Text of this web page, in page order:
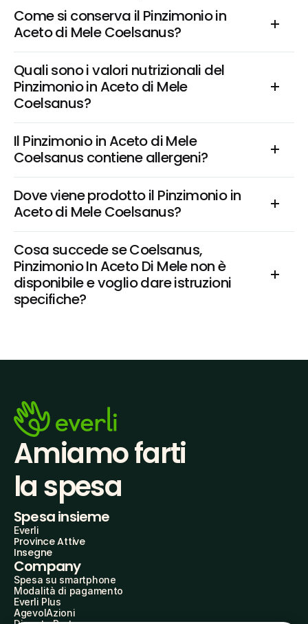
Come si conserva il Pinzimonio in
Aceto di Mele Coelsanus?
Quali sono i valori nutrizionali del
Pinzimonio in Aceto di Mele
Coelsanus?
Il Pinzimonio in Aceto di Mele
Coelsanus contiene allergeni?
Dove viene prodotto il Pinzimonio in
Aceto di Mele Coelsanus?
Cosa succede se Coelsanus,
Pinzimonio In Aceto Di Mele non è
disponibile e voglio dare istruzioni
specifiche?
Amiamo farti
la spesa
Spesa insieme
Everli
Province Attive
Insegne
Company
Spesa su smartphone
Modalità di pagamento
Everli Plus
AgevolAzioni